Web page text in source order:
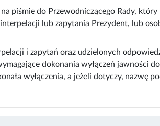
piśmie do Przewodniczącego Rady,
lub zapytania Prezydent, lub
i zapytań oraz udzielonych
dokonania wyłączeń jawności
wyłączenia, a jeżeli dotyczy, nazwę